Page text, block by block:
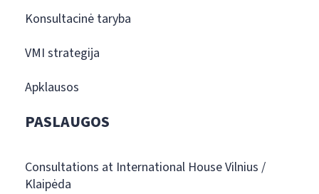
Konsultacinė taryba
VMI strategija
Apklausos
PASLAUGOS
Consultations at International House Vilnius /
Klaipėda